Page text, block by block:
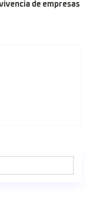
de empresas